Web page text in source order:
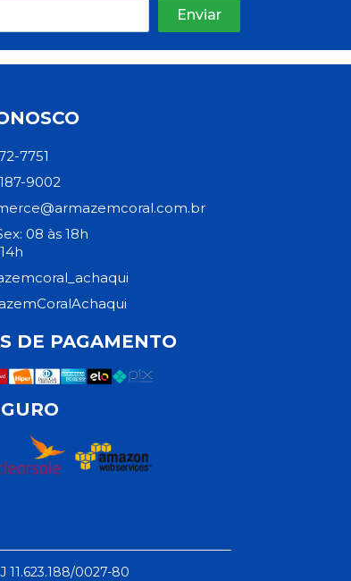
7751
9002
08 às 18h
DE PAGAMENTO
11.623.188/0027-80